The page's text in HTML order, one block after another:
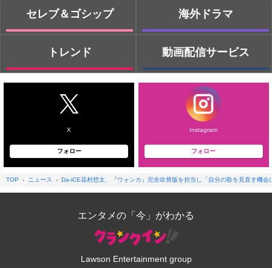
セレブ＆ゴシップ
トレンド
海外ドラマ
動画配信サービス
X
フォロー
Instagram
フォロー
TOP ニュース Da-iCE花村想太、『ウォンカ』完全吹替版を担当し「自分の歌を見直す機会
エンタメの「今」がわかる
Lawson Entertainment group